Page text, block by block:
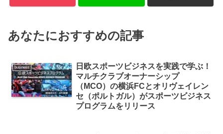
あなたにおすすめの記事
business
日欧スポーツビジネスを実践で学ぶ！
マルチクラブオーナーシップ
（MCO）の横浜FCとオリヴェイレン
セ（ポルトガル）がスポーツビジネス
プログラムをリリース